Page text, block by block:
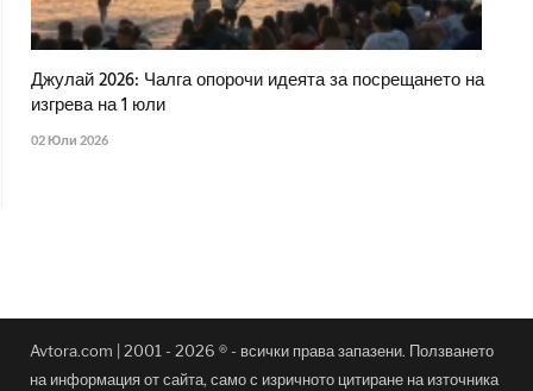
Джулай 2026: Чалга опорочи идеята за посрещането на
изгрева на 1 юли
02 Юли 2026
Avtora.com | 2001 - 2026 ® - всички права запазени. Ползването
на информация от сайта, само с изричното цитиране на източника